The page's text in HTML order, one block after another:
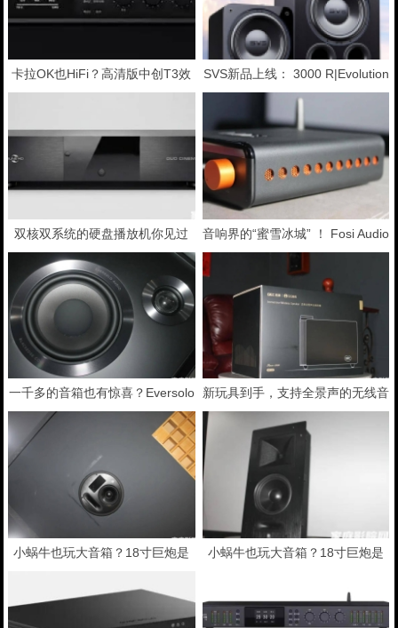
AudioControl推出
AudioControl 于 2026 年 3 月推出了面向现代家庭影院的
Hyperion 系列组件。Hyperion ...
大家好，我是麦尼塔国代——天逸影音负责市场推广的白
鸽，入行影音行业这几年，通过和影音玩家的接触，...
【邂逅好声音】杰科音响体验地
自杰科音响入驻顺电以来，我们陆续收到不少粉丝留
言：“苏州什么时候能在线下试听?”“南...
卡拉OK也HiFi？高清版中创T3效
SVS新品上线： 3000 R|Evolution
系列低音炮 深度评测
双核双系统的硬盘播放机你见过
吗？杜恩Dune Duo Cinema 8K评
测
音响界的“蜜雪冰城” ！ Fosi Audio
一千多的音箱也有惊喜？Eversolo
SE100书架音箱试用评测
新玩具到手，支持全景声的无线音
箱你见过吗？
小蜗牛也玩大音箱？18寸巨炮是
小蜗牛也玩大音箱？18寸巨炮是
(上)